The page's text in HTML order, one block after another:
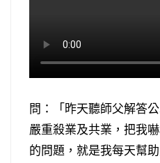
問：「昨天聽師父解答
嚴重殺業及共業，把我
的問題，就是我每天幫